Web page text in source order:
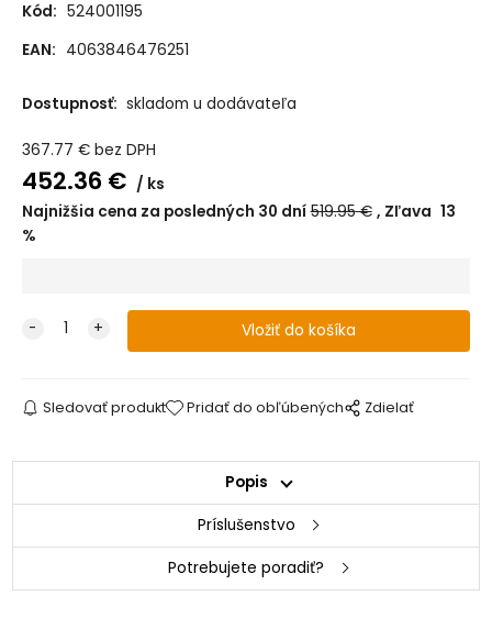
Kód: 524001195
EAN: 4063846476251
Dostupnosť: skladom u dodávateľa
367.77 € bez DPH
452.36 €
ks
Najnižšia cena za posledných 30 dní 519.95€ Zľava 13
%
Sledovať produkt Pridať do obľúbených Zdielať
Popis
Príslušenstvo
Potrebujete poradiť?